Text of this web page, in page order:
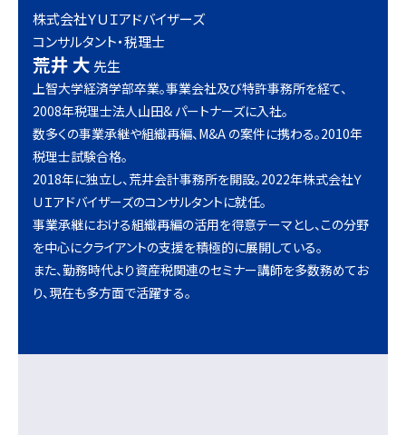
株式会社ＹＵＩアドバイザーズ
コンサルタント・税理士
荒井 大 先生
上智大学経済学部卒業。事業会社及び特許事務所を経て、
2008年税理士法人山田& パートナーズに入社。
数多くの事業承継や組織再編、M&A の案件に携わる。2010年
税理士試験合格。
2018年に独立し、荒井会計事務所を開設。2022年株式会社Ｙ
ＵＩアドバイザーズのコンサルタントに就任。
事業承継における組織再編の活用を得意テーマとし、この分野
を中心にクライアントの支援を積極的に展開している。
また、勤務時代より資産税関連のセミナー講師を多数務めてお
り、現在も多方面で活躍する。